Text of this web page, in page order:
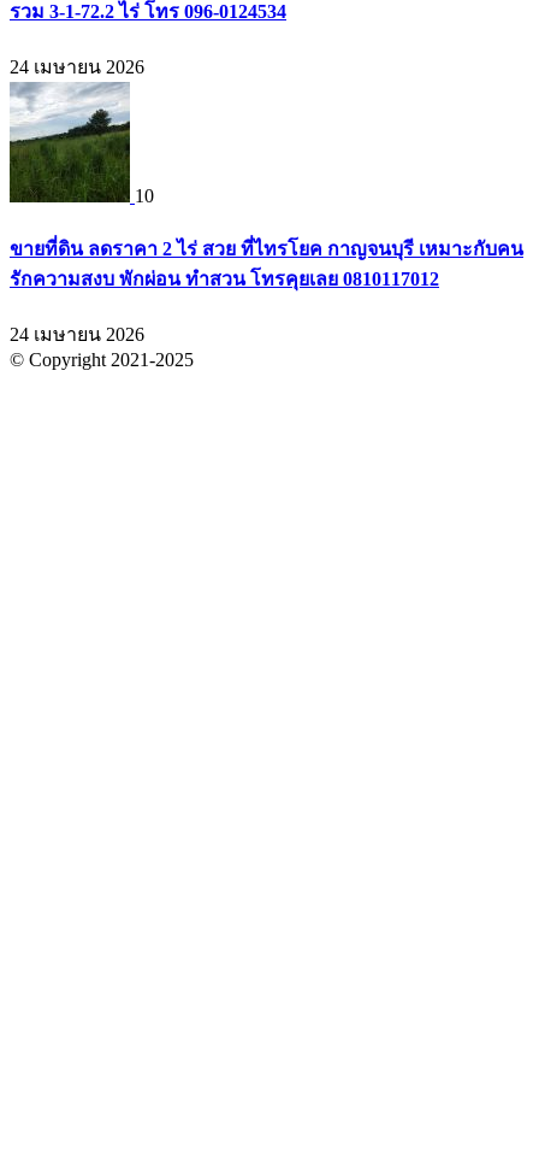
รวม 3-1-72.2 ไร่ โทร 096-0124534
24 เมษายน 2026
10
ขายที่ดิน ลดราคา 2 ไร่ สวย ที่ไทรโยค กาญจนบุรี เหมาะกับคน
รักความสงบ พักผ่อน ทำสวน โทรคุยเลย 0810117012
24 เมษายน 2026
© Copyright 2021-2025